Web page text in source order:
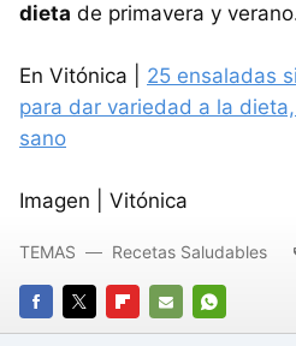
dieta de primavera y
En Vitónica | 25 ensaladas
para dar variedad a la
sano
Imagen | Vitónica
FACEBOOK
TWITTERFLIPBOARD
E- WHATSAPP
TEMAS Recetas Saludables